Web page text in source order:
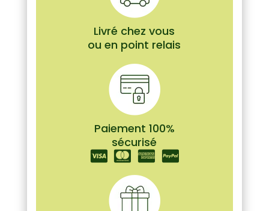
Livré chez vous
ou en point relais
Paiement 100%
sécurisé